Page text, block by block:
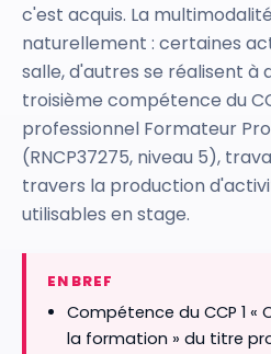
c'est acquis. La
naturellement : certaines
salle, d'autres se réalisent à
troisième compétence du
professionnel Formateur
(RNCP37275, niveau 5),
travers la production
utilisables en stage.
EN BREF
Compétence du CCP 1 «
la formation » du titre